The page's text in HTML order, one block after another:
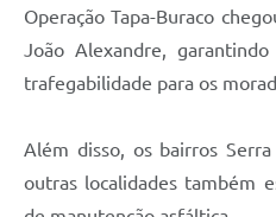
Operação Tapa-Buraco
João Alexandre,
trafegabilidade para os
Além disso, os bairros
outras localidades também